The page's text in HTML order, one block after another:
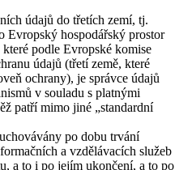
údajů do třetích zemí, tj.
Evropský hospodářský prostor
podle Evropské komise
údajů (třetí země, které
ochrany), je správce údajů
v souladu s platnými
patří mimo jiné „standardní
po dobu trvání
a vzdělávacích služeb
a to i po jejím ukončení, a to po